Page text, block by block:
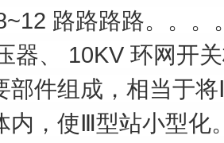
路路路路。。。
器、 10KV 环网开
部件组成，相当于
内，使Ⅲ型站小型化